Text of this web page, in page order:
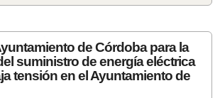
de Córdoba para la
suministro de energía eléctrica
tensión en el Ayuntamiento de